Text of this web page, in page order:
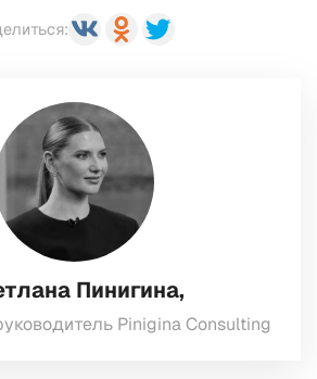
Пинигина,
Pinigina Consulting